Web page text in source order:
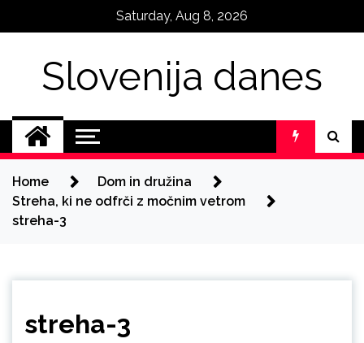
Saturday, Aug 8, 2026
Slovenija danes
Home
Dom in družina
Streha, ki ne odfrči z močnim vetrom
streha-3
streha-3